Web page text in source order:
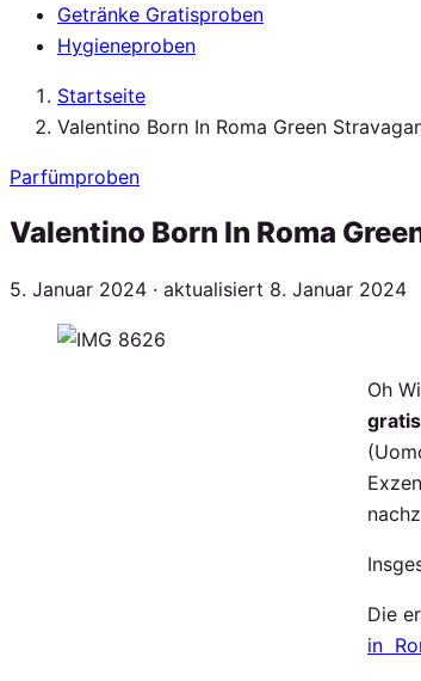
Getränke Gratisproben
Hygieneproben
Startseite
Valentino Born In Roma Green
Parfümproben
Valentino Born In Roma
Veröffentlicht
5. Januar 2024 · aktualisiert 8. Januar 2024
Oh
Die
in